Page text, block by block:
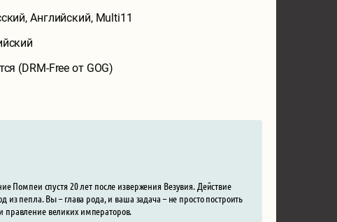
Английский, Multi11
(DRM-Free от GOG)
Помпеи спустя 20 лет после извержения Везувия. Действие
из пепла. Вы – глава рода, и ваша задача – не просто построить
правление великих императоров.